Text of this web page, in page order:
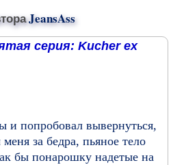
JeansAss
серия: Kucher ex
и попробовал вывернуться,
за бедра, пьяное тело
бы понарошку надетые на